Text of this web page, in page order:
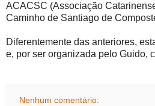
ACACSC (Associação
Caminho de Santiago de
Diferentemente das anteriores,
e, por ser organizada pelo Guido,
Nenhum comentário: